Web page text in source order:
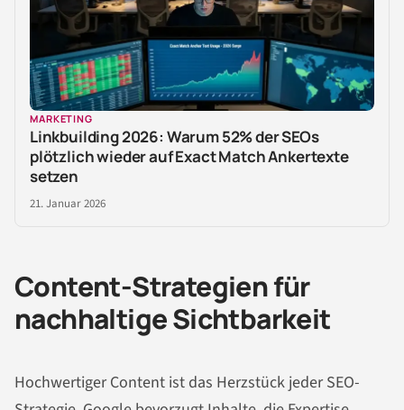
MARKETING
Linkbuilding 2026: Warum 52% der SEOs
plötzlich wieder auf Exact Match Ankertexte
setzen
21. Januar 2026
Content-Strategien für
nachhaltige Sichtbarkeit
Hochwertiger Content ist das Herzstück jeder SEO-